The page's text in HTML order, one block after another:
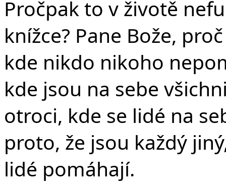
Pročpak to v životě
knížce? Pane Bože,
kde nikdo nikoho
kde jsou na sebe
otroci, kde se lidé na
proto, že jsou každý
lidé pomáhají.